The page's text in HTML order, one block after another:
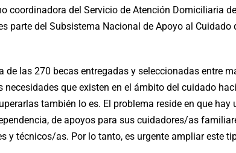
coordinadora del Servicio de Atención Domiciliaria
parte del Subsistema Nacional de Apoyo al
de las 270 becas entregadas y seleccionadas entre
necesidades que existen en el ámbito del cuidado
también lo es. El problema reside en que
de apoyos para sus cuidadores/as
y técnicos/as. Por lo tanto, es urgente ampliar este